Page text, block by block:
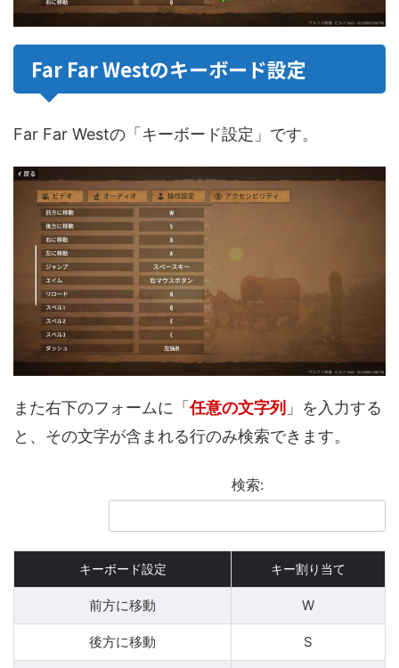
Far Far Westのキーボード設定
Far Far Westの「キーボード設定」です。
また右下のフォームに「任意の文字列 」を入力する
と、その文字が含まれる行のみ検索できます。
検索:
キーボード設定 キー割り当て
前方に移動 W
後方に移動 S